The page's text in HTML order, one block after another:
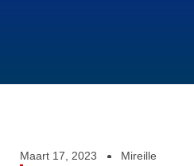
Maart 17, 2023 Mireille